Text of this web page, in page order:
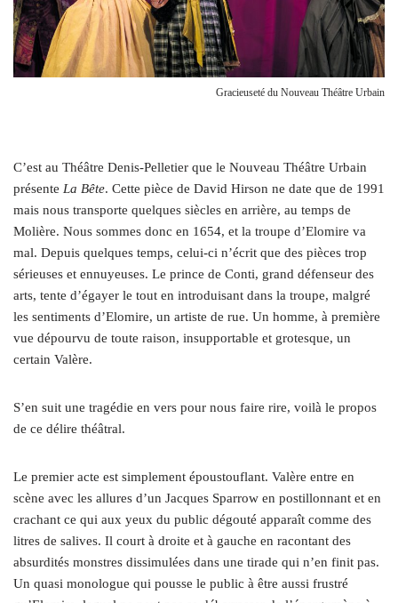
Gracieuseté du Nouveau Théâtre Urbain
C’est au Théâtre Denis-Pelletier que le Nouveau Théâtre Urbain
présente La Bête. Cette pièce de David Hirson ne date que de 1991
mais nous transporte quelques siècles en arrière, au temps de
Molière. Nous sommes donc en 1654, et la troupe d’Elomire va
mal. Depuis quelques temps, celui-ci n’écrit que des pièces trop
sérieuses et ennuyeuses. Le prince de Conti, grand défenseur des
arts, tente d’égayer le tout en introduisant dans la troupe, malgré
les sentiments d’Elomire, un artiste de rue. Un homme, à première
vue dépourvu de toute raison, insupportable et grotesque, un
certain Valère.
S’en suit une tragédie en vers pour nous faire rire, voilà le propos
de ce délire théâtral.
Le premier acte est simplement époustouflant. Valère entre en
scène avec les allures d’un Jacques Sparrow en postillonnant et en
crachant ce qui aux yeux du public dégouté apparaît comme des
litres de salives. Il court à droite et à gauche en racontant des
absurdités monstres dissimulées dans une tirade qui n’en finit pas.
Un quasi monologue qui pousse le public à être aussi frustré